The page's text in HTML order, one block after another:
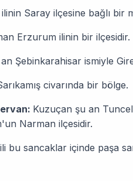
Saray ilçesine bağlı bir
Erzurum ilinin bir ilçesidir.
Şebinkarahisar ismiyle
civarında bir bölge.
Kuzuçan şu an
Narman ilçesidir.
bu sancaklar içinde paşa